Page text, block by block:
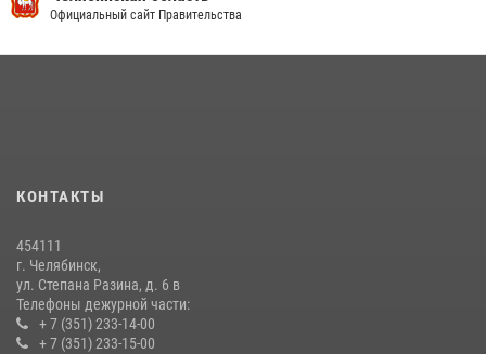
14 июля 2026, 05:15
Официальный сайт Правительства
КОНТАКТЫ
454111
г. Челябинск,
ул. Степана Разина, д. 6 в
Телефоны дежурной части:
+ 7 (351) 233-14-00
+ 7 (351) 233-15-00